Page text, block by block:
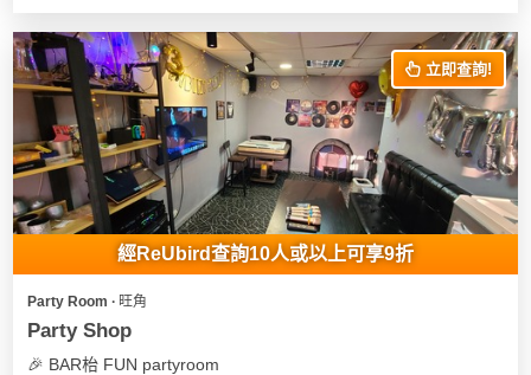
立即查詢!
經ReUbird查詢10人或以上可享9折
Party Room ∙ 旺角
Party Shop
🎉 BAR枱 FUN partyroom